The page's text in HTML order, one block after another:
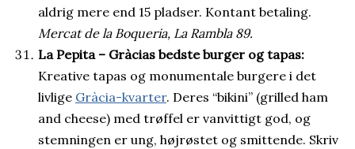
aldrig mere end 15 pladser. Kontant betaling.
Mercat de la Boqueria, La Rambla 89.
La Pepita – Gràcias bedste burger og tapas:
Kreative tapas og monumentale burgere i det
livlige Gràcia-kvarter. Deres “bikini” (grilled ham
and cheese) med trøffel er vanvittigt god, og
stemningen er ung, højrøstet og smittende. Skriv